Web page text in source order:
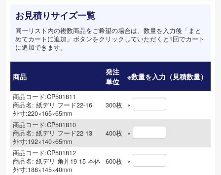
お見積りサイズ一覧
同一リスト内の複数商品をご希望の場合は、数量を入力後「まと
めてカートに追加」ボタンをクリックしていただくと1回でカート
に追加できます。
商品
発注
単位
※数量を入力（見積数量）
商品コード:CP501811
商品名: 紙デリ フード22-16
外寸:220×165×65mm
300枚 ×
商品コード:CP501810
商品名: 紙デリ フード22-13
外寸:192×140×65mm
400枚 ×
商品コード:CP501812
商品名: 紙デリ 角丼19-15 本体
外寸:188×145×40mm
600枚 ×